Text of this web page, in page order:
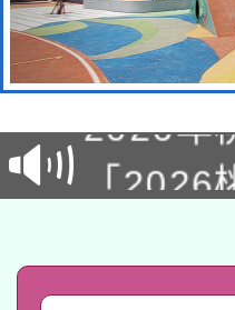
115年8
開 智慧
「
國立臺
函轉國